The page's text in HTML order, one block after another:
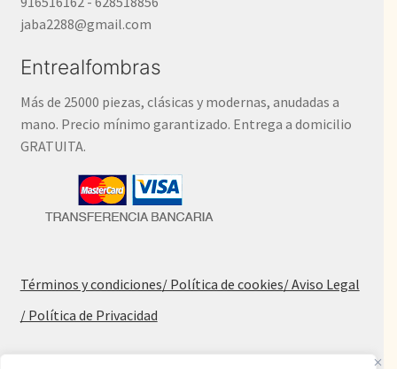
jaba2288@gmail.com
Entrealfombras
Más de 25000 piezas, clásicas y modernas, anudadas a
mano. Precio mínimo garantizado. Entrega a domicilio
GRATUITA.
Términos y condiciones/ Política de cookies/ Aviso Legal
/ Política de Privacidad